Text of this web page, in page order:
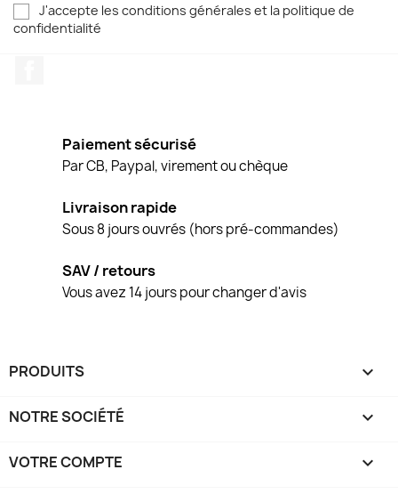
J'accepte les conditions générales et la politique de
confidentialité
Paiement sécurisé
Par CB, Paypal, virement ou chèque
Livraison rapide
Sous 8 jours ouvrés (hors pré-commandes)
SAV / retours
Vous avez 14 jours pour changer d'avis
PRODUITS 
NOTRE SOCIÉTÉ 
VOTRE COMPTE 